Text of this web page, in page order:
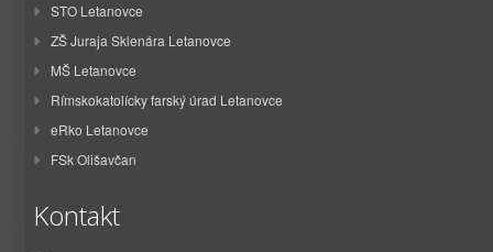
STO Letanovce
ZŠ Juraja Sklenára Letanovce
MŠ Letanovce
Rímskokatolícky farský úrad Letanovce
eRko Letanovce
FSk Olišavčan
Kontakt